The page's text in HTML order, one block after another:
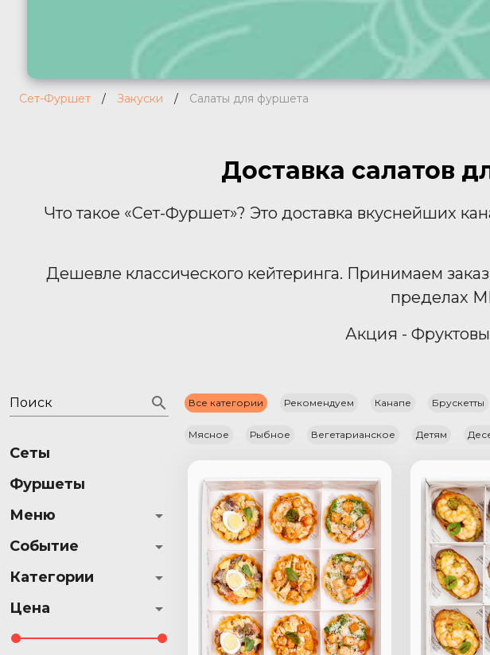
Сет-Фуршет / Закуски / Салаты для фуршета
Доставка салатов
Что такое «Сет-Фуршет»? Это доставка вкуснейших
Дешевле классического кейтеринга. Принимаем
пределах
Акция -
Поиск
Сеты
Фуршеты
Меню
Событие
Категории
Цена
Все категории Рекомендуем Канапе Брускетты
Мясное Рыбное Вегетарианское Детям